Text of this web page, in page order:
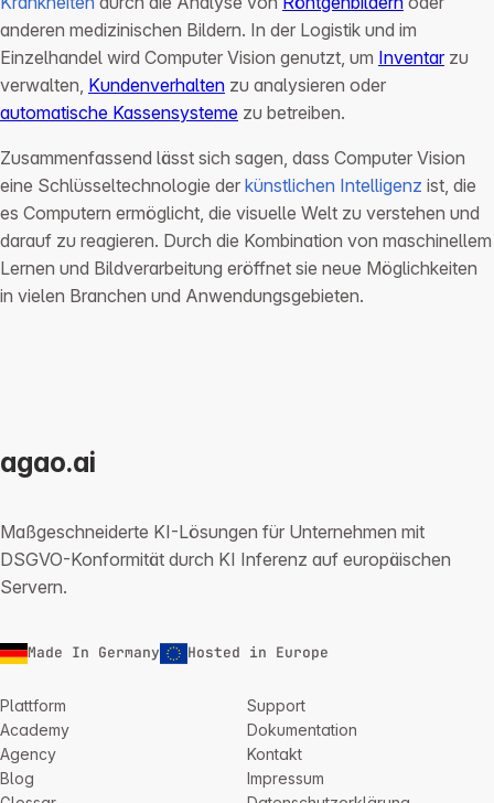
anderen medizinischen Bildern. In der Logistik und im
Einzelhandel wird Computer Vision genutzt, um Inventarzu
verwalten, Kundenverhalten zu analysieren oder
automatische Kassensysteme zu betreiben.
Zusammenfassend lässt sich sagen, dass Computer Vision
eine Schlüsseltechnologie der künstlichen Intelligenz ist, die
es Computern ermöglicht, die visuelle Welt zu verstehen und
darauf zu reagieren. Durch die Kombination von maschinellem
Lernen und Bildverarbeitung eröffnet sie neue Möglichkeiten
in vielen Branchen und Anwendungsgebieten.
agao.ai
Maßgeschneiderte KI-Lösungen für Unternehmen mit
DSGVO-Konformität durch KI Inferenz auf europäischen
Servern.
Made In Germany Hosted in Europe
Plattform
Academy
Agency
Blog
Support
Dokumentation
Kontakt
Impressum